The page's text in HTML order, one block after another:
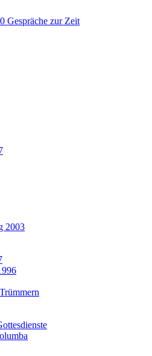
Gespräche zur Zeit
2003